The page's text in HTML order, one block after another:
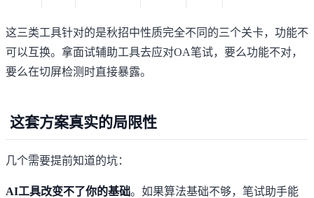
这三类工具针对的是秋招中性质完全不同的三个关卡，功能不
可以互换。拿面试辅助工具去应对OA笔试，要么功能不对，
要么在切屏检测时直接暴露。
这套方案真实的局限性
几个需要提前知道的坑：
AI工具改变不了你的基础。如果算法基础不够，笔试助手能